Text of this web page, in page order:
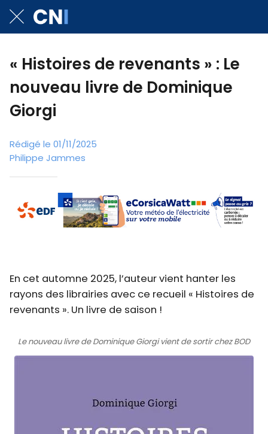
« Histoires de revenants » : Le
nouveau livre de Dominique
Giorgi
Rédigé le 01/11/2025
Philippe Jammes
En cet automne 2025, l’auteur vient hanter les
rayons des librairies avec ce recueil « Histoires de
revenants ». Un livre de saison !
Le nouveau livre de Dominique Giorgi vient de sortir chez BOD